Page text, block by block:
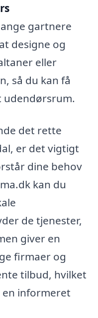
gartnere
designe og
eller
så du kan få
udendørsrum.
det rette
er det vigtigt
dine behov
kan du
de tjenester,
giver en
firmaer og
tilbud, hvilket
informeret